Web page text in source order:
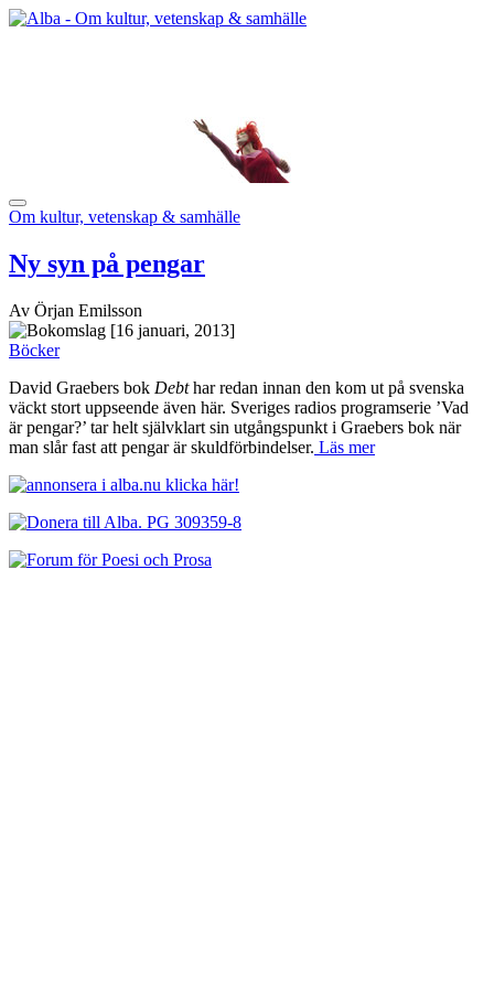
Om kultur, vetenskap & samhälle
Ny syn på pengar
Av Örjan Emilsson
[16 januari, 2013]
Böcker
David Graebers bok Debthar redan innan den kom ut på svenska
väckt stort uppseende även här. Sveriges radios programserie ’Vad
är pengar?’ tar helt självklart sin utgångspunkt i Graebers bok när
man slår fast att pengar är skuldförbindelser. Läs mer